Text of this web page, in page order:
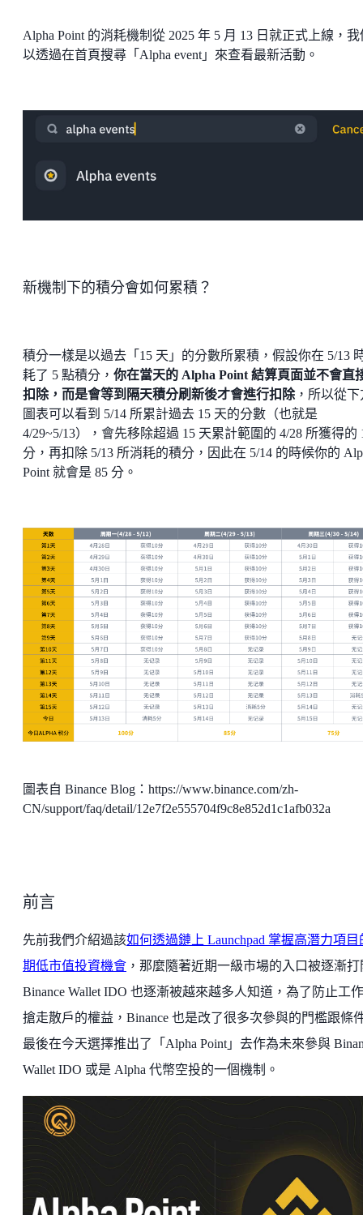
Alpha Point 的消耗機制從 2025 年 5 月 13 日就正式上線，
以透過在首頁搜尋「Alpha event」來查看最新活動。
新機制下的積分會如何累積？
積分一樣是以過去「15 天」的分數所累積，假設你在 5/13
耗了 5 點積分， 你在當天的 Alpha Point 結算頁面並不會直
扣除，而是會等到隔天積分刷新後才會進行扣除，所以從下
圖表可以看到 5/14 所累計過去 15 天的分數（也就是
4/29~5/13），會先移除超過 15 天累計範圍的 4/28 所獲得的
分，再扣除 5/13 所消耗的積分，因此在 5/14 的時候你的
Point 就會是 85 分。
圖表自 Binance Blog：https://www.binance.com/zh-
CN/support/faq/detail/12e7f2e555704f9c8e852d1c1afb032a
前言
先前我們介紹過該如何透過鏈上 Launchpad 掌握高潛力項目
期低市值投資機會 ，那麼隨著近期一級市場的入口被逐漸打
Binance Wallet IDO 也逐漸被越來越多人知道，為了防止工
搶走散戶的權益，Binance 也是改了很多次參與的門檻跟條
最後在今天選擇推出了「Alpha Point」去作為未來參與
Wallet IDO 或是 Alpha 代幣空投的一個機制。